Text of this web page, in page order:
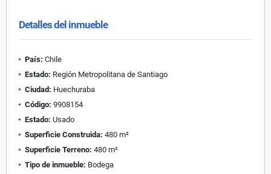
Detalles del inmueble
País: Chile
Estado: Región Metropolitana de Santiago
Ciudad: Huechuraba
Código: 9908154
Estado: Usado
Superficie Construida: 480 m²
Superficie Terreno: 480 m²
Tipo de inmueble: Bodega